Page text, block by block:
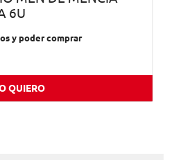
6U
y poder comprar
QUIERO